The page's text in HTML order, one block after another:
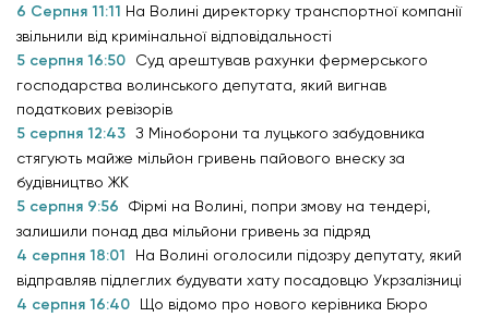
6 Серпня 11:11 На Волині директорку транспортної компанії
звільнили від кримінальної відповідальності
5 серпня 16:50
Суд арештував рахунки фермерського
господарства волинського депутата, який вигнав
податкових ревізорів
5 серпня 12:43 З Міноборони та луцького забудовника
стягують майже мільйон гривень пайового внеску за
будівництво ЖК
5 серпня 9:56
Фірмі на Волині, попри змову на тендері,
залишили понад два мільйони гривень за підряд
4 серпня 18:01
На Волині оголосили підозру депутату, який
відправляв підлеглих будувати хату посадовцю Укрзалізниці
4 серпня 16:40
Що відомо про нового керівника Бюро